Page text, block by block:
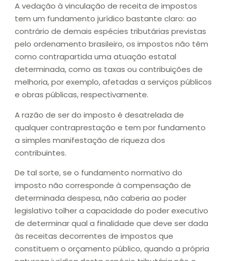
A vedação à vinculação de receita de impostos
tem um fundamento jurídico bastante claro: ao
contrário de demais espécies tributárias previstas
pelo ordenamento brasileiro, os impostos não têm
como contrapartida uma atuação estatal
determinada, como as taxas ou contribuições de
melhoria, por exemplo, afetadas a serviços públicos
e obras públicas, respectivamente.
A razão de ser do imposto é desatrelada de
qualquer contraprestação e tem por fundamento
a simples manifestação de riqueza dos
contribuintes.
De tal sorte, se o fundamento normativo do
imposto não corresponde à compensação de
determinada despesa, não caberia ao poder
legislativo tolher a capacidade do poder executivo
de determinar qual a finalidade que deve ser dada
às receitas decorrentes de impostos que
constituem o orçamento público, quando a própria